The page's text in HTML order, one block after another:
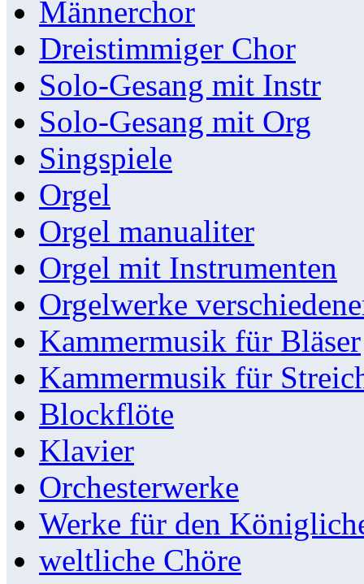
Männerchor
Dreistimmiger Chor
Solo-Gesang mit Instr
Solo-Gesang mit Org
Singspiele
Orgel
Orgel manualiter
Orgel mit Instrumenten
Orgelwerke
Kammermusik für Bläser
Kammermusik für
Blockflöte
Klavier
Orchesterwerke
Werke für den
weltliche Chöre